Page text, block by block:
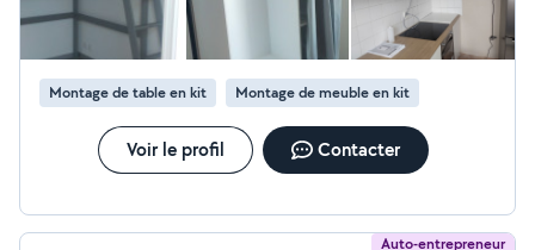
Montage de table en kit Montage de meuble en kit
Voir le profil Contacter
Auto-entrepreneur